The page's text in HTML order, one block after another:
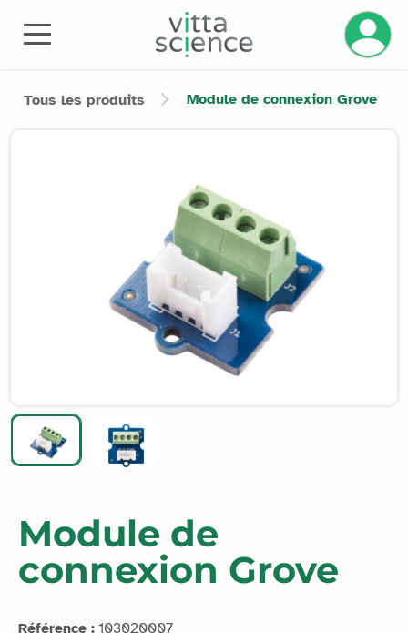
Gérez
Tous les produits Module de connexion Grove
Module de